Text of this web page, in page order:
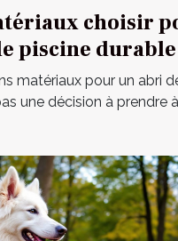
choisir
piscine durable
matériaux pour un abri
une décision à prendre